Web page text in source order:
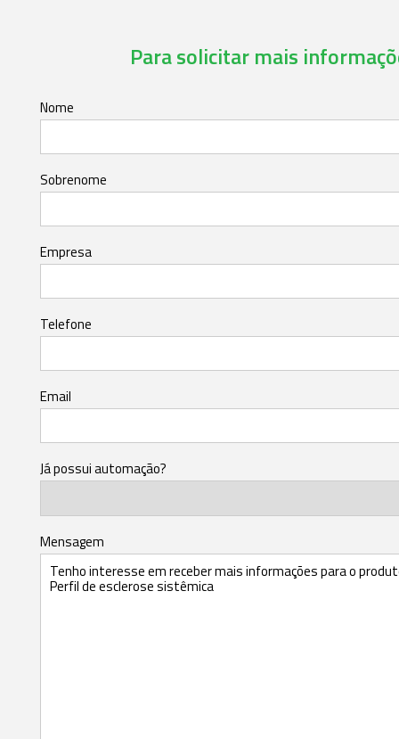
Para solicitar mais
Nome
Sobrenome
Empresa
Telefone
Email
Já possui automação?
Mensagem